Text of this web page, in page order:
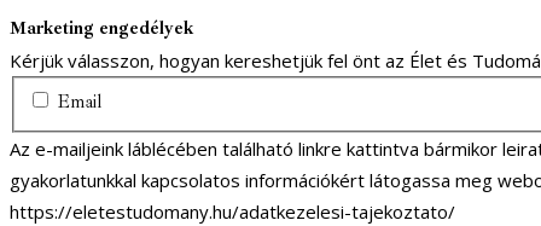
Marketing engedélyek
Kérjük válasszon, hogyan kereshetjük fel önt az Élet és
Email
Az e-mailjeink láblécében található linkre kattintva bármikor
gyakorlatunkkal kapcsolatos információkért látogassa meg
https://eletestudomany.hu/adatkezelesi-tajekoztato/